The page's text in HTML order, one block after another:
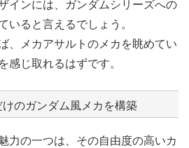
インには、ガンダムシリーズへの
いると言えるでしょう。
、メカアサルトのメカを眺めてい
感じ取れるはずです。
のガンダム風メカを構築
力の一つは、その自由度の高いカ